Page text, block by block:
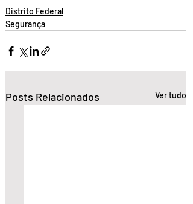
Distrito Federal
Segurança
Posts Relacionados Ver tudo